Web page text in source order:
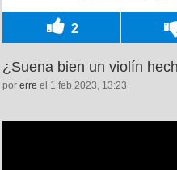
2
¿Suena bien un violín
por erre el 1 feb 2023, 13:23